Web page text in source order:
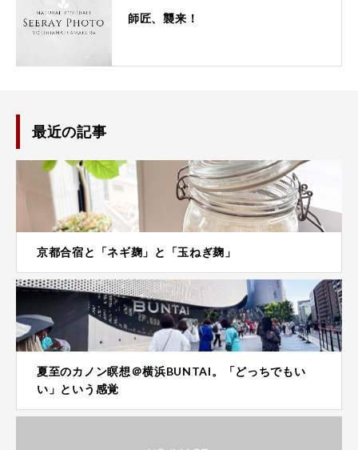
師匠、襲来！
最近の記事
京都合宿と「ネギ麹」と「玉ねぎ麹」
夏至のカノン瞑想＠横浜BUNTAI。「どっちでもい
い」という感覚